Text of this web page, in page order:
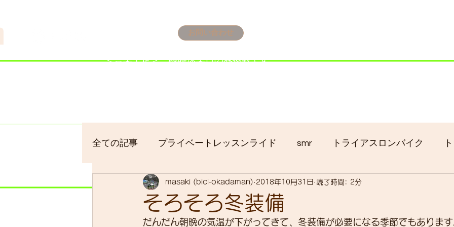
お問い合わせ
​＜営業予定＞ 臨時休業日のみ掲載です。
全ての記事 プライベートレッスンライド smr トライアスロンバイク
bici-okadaman シクロクロス gruppo bici-okadaman
サイクリング バイクパッキング フロントシングル化 入荷 セール
そろそろ冬装備
masaki (bici-okadaman) 2018年10月31日 読了時間: 2分
だんだん朝晩の気温が下がってきて、冬装備が必要になる季節でもあります